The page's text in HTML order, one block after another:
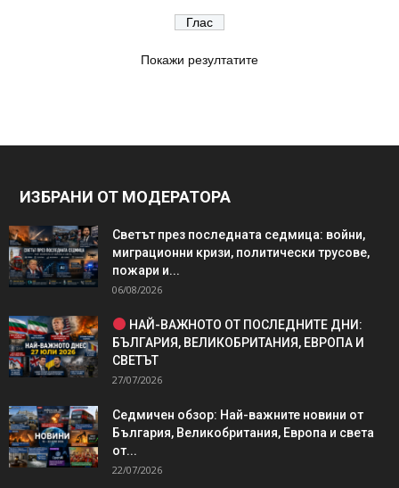
Покажи резултатите
ИЗБРАНИ ОТ МОДЕРАТОРА
Светът през последната седмица: войни,
миграционни кризи, политически трусове,
пожари и...
06/08/2026
НАЙ-ВАЖНОТО ОТ ПОСЛЕДНИТЕ ДНИ:
БЪЛГАРИЯ, ВЕЛИКОБРИТАНИЯ, ЕВРОПА И
СВЕТЪТ
27/07/2026
Седмичен обзор: Най-важните новини от
България, Великобритания, Европа и света
от...
22/07/2026